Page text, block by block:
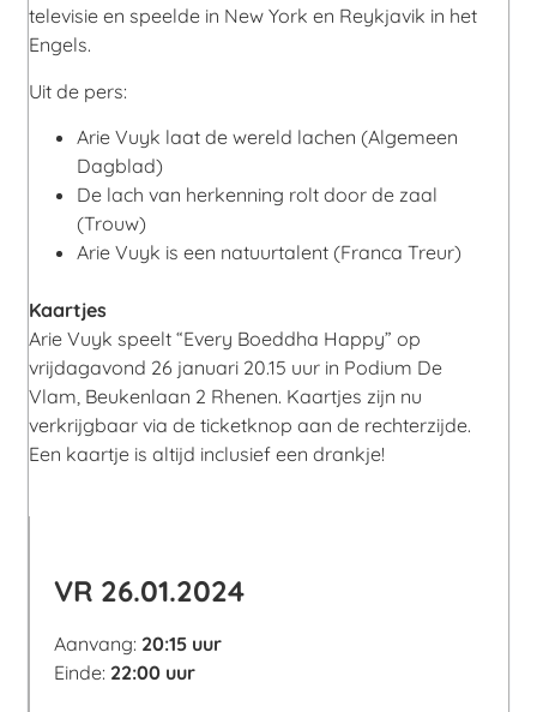
televisie en speelde in New York en Reykjavik in het
Engels.
Uit de pers:
Arie Vuyk laat de wereld lachen (Algemeen
Dagblad)
De lach van herkenning rolt door de zaal
(Trouw)
Arie Vuyk is een natuurtalent (Franca Treur)
Kaartjes
Arie Vuyk speelt “Every Boeddha Happy” op
vrijdagavond 26 januari 20.15 uur in Podium De
Vlam, Beukenlaan 2 Rhenen. Kaartjes zijn nu
verkrijgbaar via de ticketknop aan de rechterzijde.
Een kaartje is altijd inclusief een drankje!
VR 26.01.2024
Aanvang: 20:15 uur
Einde: 22:00 uur